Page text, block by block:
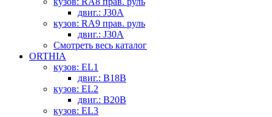
двиг.: J30A
кузов: RA9 прав. руль
двиг.: J30A
Смотреть весь каталог
ORTHIA
кузов: EL1
двиг.: B18B
кузов: EL2
двиг.: B20B
кузов: EL3